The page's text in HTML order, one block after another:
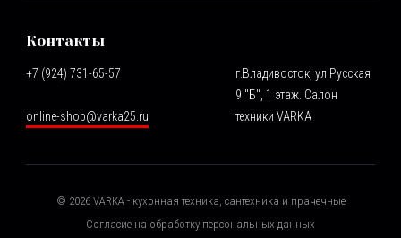
Контакты
+7 (924) 731-65-57
online-shop@varka25.ru
г.Владивосток, ул.Русская
9 "Б", 1 этаж. Салон
техники VARKA
© 2026VARKA - кухонная техника, сантехника и прачечные
Согласие на обработку персональных данных